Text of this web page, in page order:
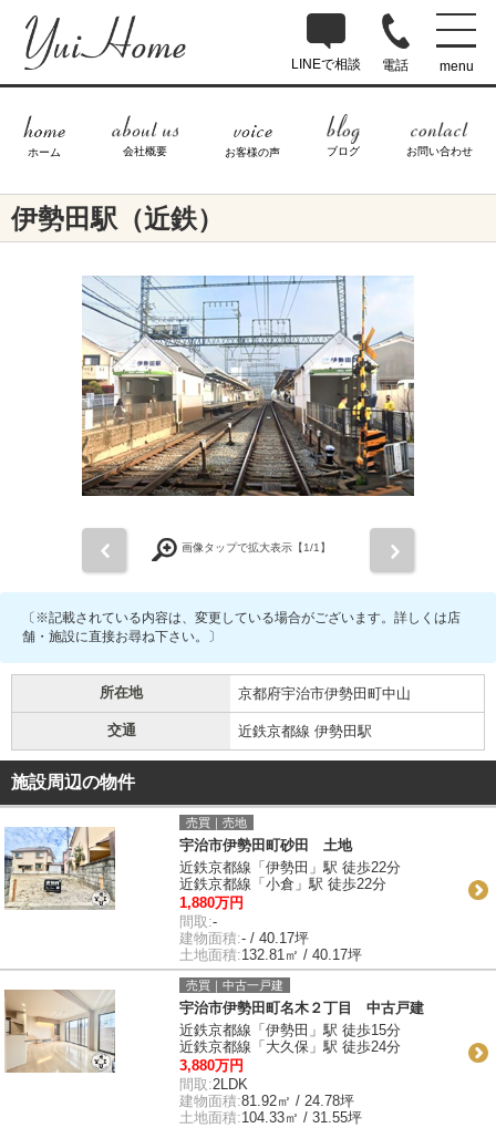
LINEで相談 電話 menu
ホーム 会社概要 お客様の声 ブログ お問い合わせ
伊勢田駅（近鉄）
画像タップで拡大表示【1/1】
〔※記載されている内容は、変更している場合がございます。詳しくは店
舗・施設に直接お尋ね下さい。〕
所在地 京都府宇治市伊勢田町中山
交通 近鉄京都線 伊勢田駅
施設周辺の物件
売買｜売地
宇治市伊勢田町砂田 土地
近鉄京都線「伊勢田」駅 徒歩22分
近鉄京都線「小倉」駅 徒歩22分
1,880万円
間取:-
建物面積:- / 40.17坪
土地面積:132.81㎡ / 40.17坪
売買｜中古一戸建
宇治市伊勢田町名木２丁目 中古戸建
近鉄京都線「伊勢田」駅 徒歩15分
近鉄京都線「大久保」駅 徒歩24分
3,880万円
間取:2LDK
建物面積:81.92㎡ / 24.78坪
土地面積:104.33㎡ / 31.55坪